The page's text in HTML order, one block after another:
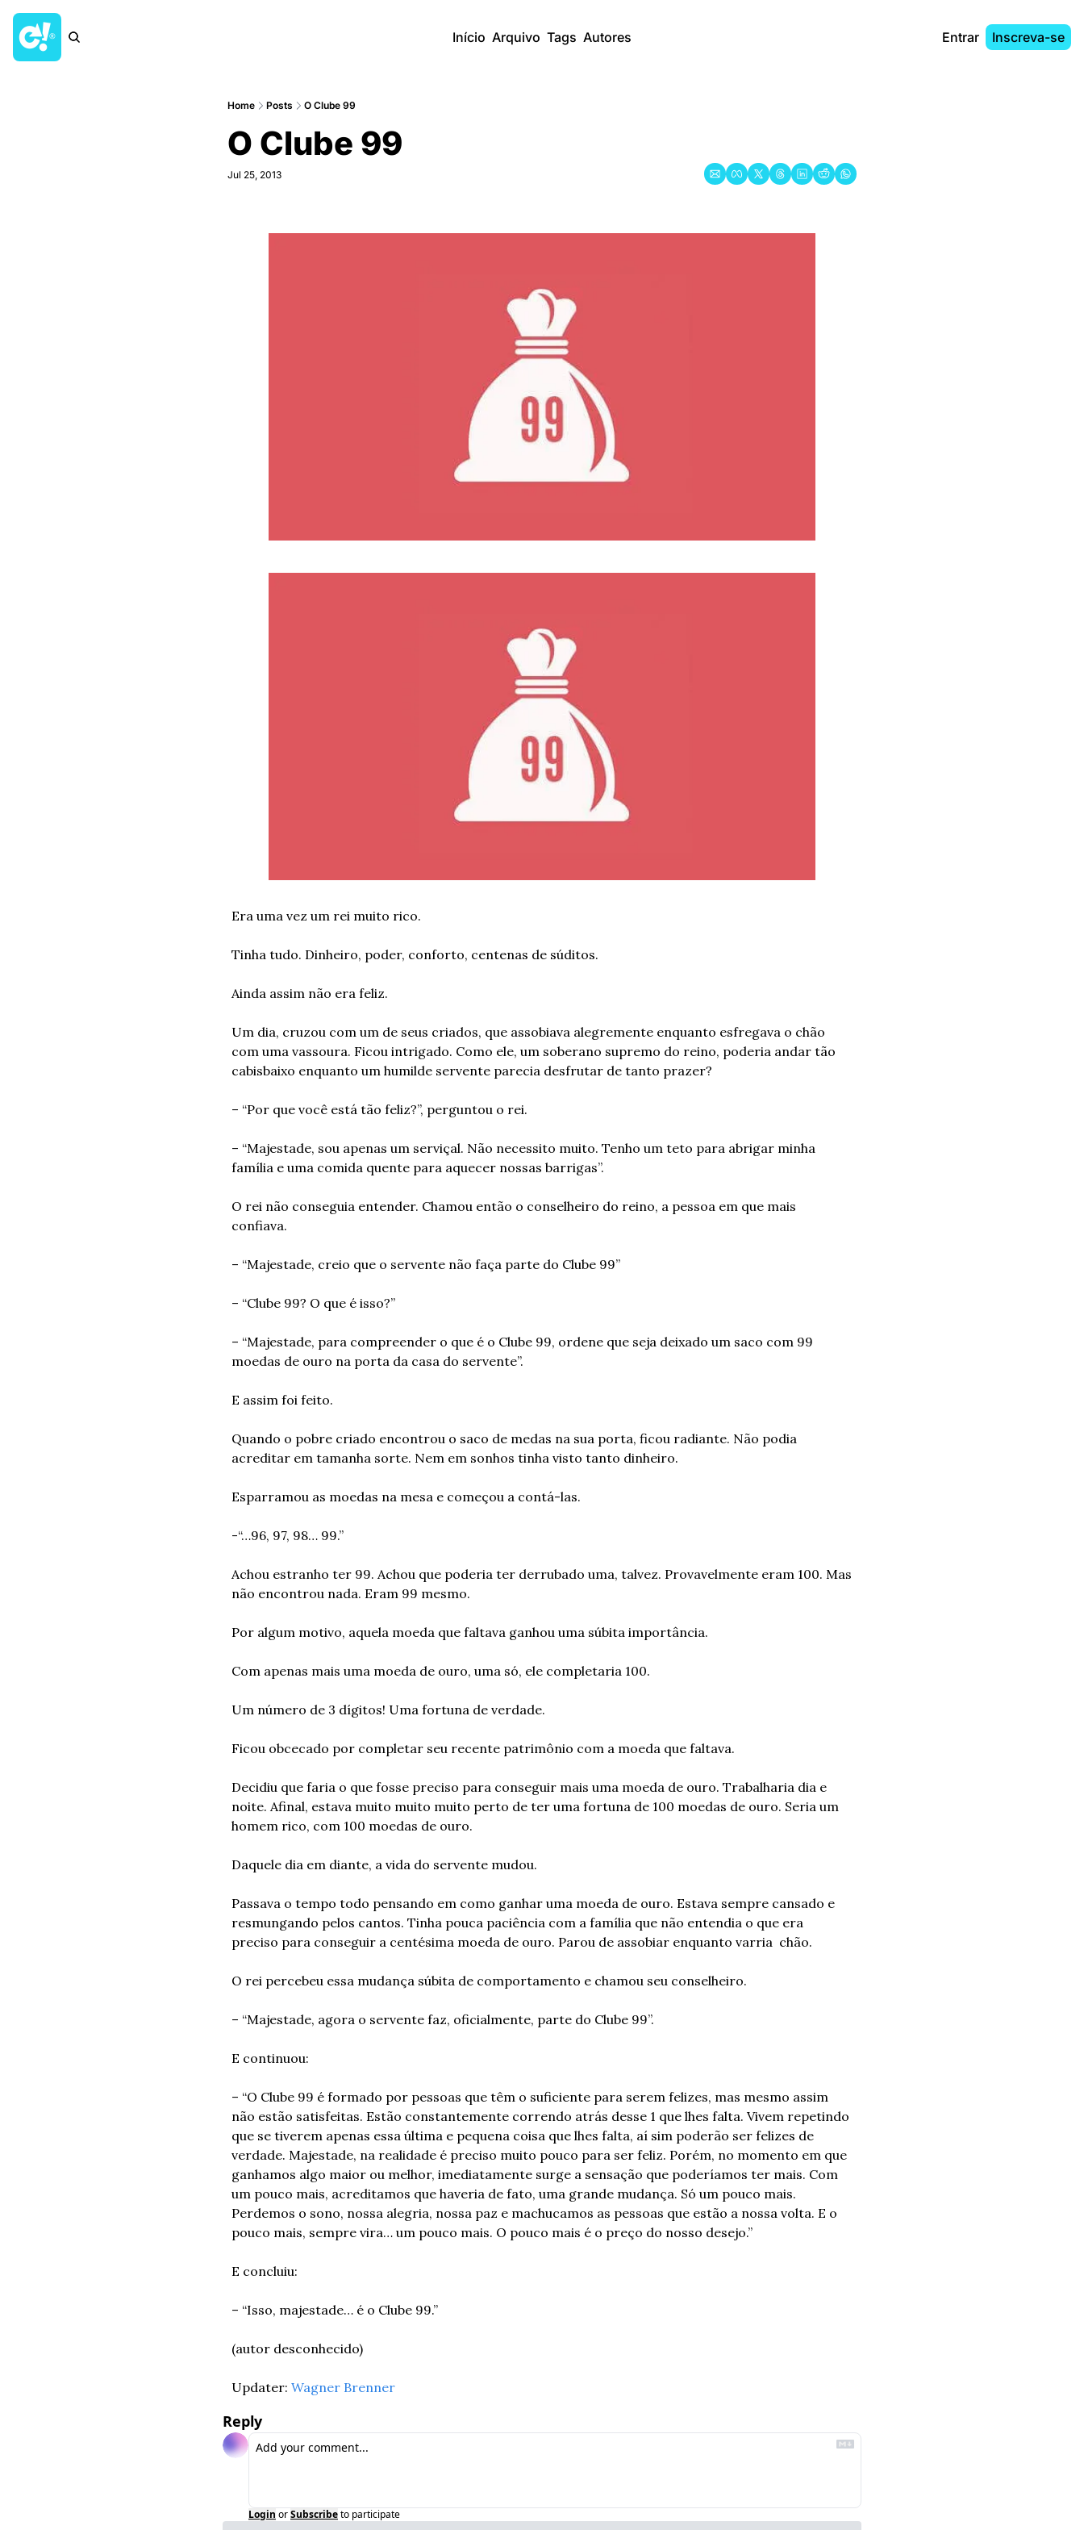
Início Arquivo Tags Autores Entrar Inscreva-se
Home Posts O Clube 99
O Clube 99
Jul 25, 2013
Era uma vez um rei muito rico.
Tinha tudo. Dinheiro, poder, conforto, centenas de súditos.
Ainda assim não era feliz.
Um dia, cruzou com um de seus criados, que assobiava alegremente enquanto esfregava o chão
com uma vassoura. Ficou intrigado. Como ele, um soberano supremo do reino, poderia andar tão
cabisbaixo enquanto um humilde servente parecia desfrutar de tanto prazer?
– “Por que você está tão feliz?”, perguntou o rei.
– “Majestade, sou apenas um serviçal. Não necessito muito. Tenho um teto para abrigar minha
família e uma comida quente para aquecer nossas barrigas”.
O rei não conseguia entender. Chamou então o conselheiro do reino, a pessoa em que mais
confiava.
– “Majestade, creio que o servente não faça parte do Clube 99”
– “Clube 99? O que é isso?”
– “Majestade, para compreender o que é o Clube 99, ordene que seja deixado um saco com 99
moedas de ouro na porta da casa do servente”.
E assim foi feito.
Quando o pobre criado encontrou o saco de medas na sua porta, ficou radiante. Não podia
acreditar em tamanha sorte. Nem em sonhos tinha visto tanto dinheiro.
Esparramou as moedas na mesa e começou a contá-las.
-“…96, 97, 98… 99.”
Achou estranho ter 99. Achou que poderia ter derrubado uma, talvez. Provavelmente eram 100. Mas
não encontrou nada. Eram 99 mesmo.
Por algum motivo, aquela moeda que faltava ganhou uma súbita importância.
Com apenas mais uma moeda de ouro, uma só, ele completaria 100.
Um número de 3 dígitos! Uma fortuna de verdade.
Ficou obcecado por completar seu recente patrimônio com a moeda que faltava.
Decidiu que faria o que fosse preciso para conseguir mais uma moeda de ouro. Trabalharia dia e
noite. Afinal, estava muito muito muito perto de ter uma fortuna de 100 moedas de ouro. Seria um
homem rico, com 100 moedas de ouro.
Daquele dia em diante, a vida do servente mudou.
Passava o tempo todo pensando em como ganhar uma moeda de ouro. Estava sempre cansado e
resmungando pelos cantos. Tinha pouca paciência com a família que não entendia o que era
preciso para conseguir a centésima moeda de ouro. Parou de assobiar enquanto varria  chão.
O rei percebeu essa mudança súbita de comportamento e chamou seu conselheiro.
– “Majestade, agora o servente faz, oficialmente, parte do Clube 99”.
E continuou:
– “O Clube 99 é formado por pessoas que têm o suficiente para serem felizes, mas mesmo assim
não estão satisfeitas. Estão constantemente correndo atrás desse 1 que lhes falta. Vivem repetindo
que se tiverem apenas essa última e pequena coisa que lhes falta, aí sim poderão ser felizes de
verdade. Majestade, na realidade é preciso muito pouco para ser feliz. Porém, no momento em que
ganhamos algo maior ou melhor, imediatamente surge a sensação que poderíamos ter mais. Com
um pouco mais, acreditamos que haveria de fato, uma grande mudança. Só um pouco mais.
Perdemos o sono, nossa alegria, nossa paz e machucamos as pessoas que estão a nossa volta. E o
pouco mais, sempre vira… um pouco mais. O pouco mais é o preço do nosso desejo.”
E concluiu:
– “Isso, majestade… é o Clube 99.”
(autor desconhecido)
Updater: Wagner Brenner
Reply
Login orSubscribeto participate